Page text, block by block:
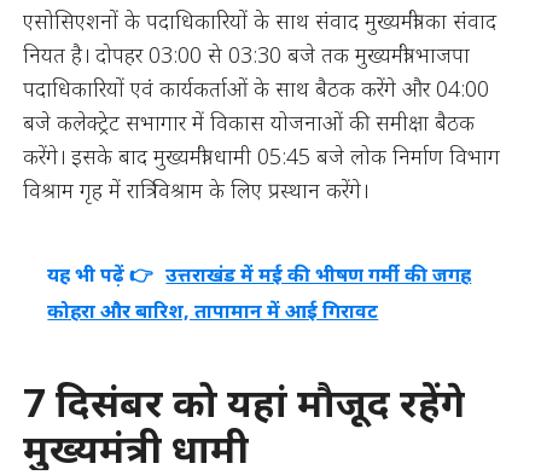
एसोसिएशनों के पदाधिकारियों के साथ संवाद मुख्यमंत्री का संवाद
नियत है। दोपहर 03:00 से 03:30 बजे तक मुख्यमंत्री भाजपा
पदाधिकारियों एवं कार्यकर्ताओं के साथ बैठक करेंगे और 04:00
बजे कलेक्ट्रेट सभागार में विकास योजनाओं की समीक्षा बैठक
करेंगे। इसके बाद मुख्यमंत्री धामी 05:45 बजे लोक निर्माण विभाग
विश्राम गृह में रात्रि विश्राम के लिए प्रस्थान करेंगे।
यह भी पढ़ें 👉 उत्तराखंड में मई की भीषण गर्मी की जगह
कोहरा और बारिश, तापामान में आई गिरावट
7 दिसंबर को यहां मौजूद रहेंगे
मुख्यमंत्री धामी